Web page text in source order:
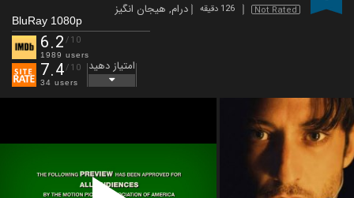
Not Rated 126 دقیقه درام, هیجان انگیز
BluRay 1080p
6.2 /10
1989 users
7.4/10
34 users
امتیاز دهید